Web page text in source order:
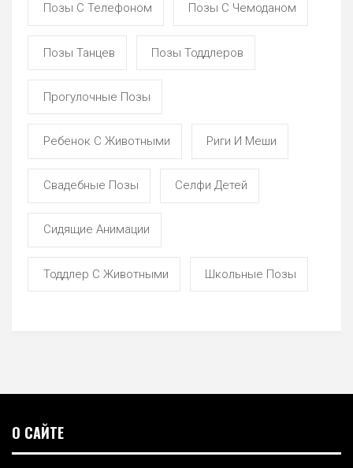
Позы С Телефоном Позы С Чемоданом
Позы Танцев Позы Тоддлеров
Прогулочные Позы
Ребенок С Животными Риги И Меши
Свадебные Позы Селфи Детей
Сидящие Анимации
Тоддлер С Животными Школьные Позы
О САЙТЕ